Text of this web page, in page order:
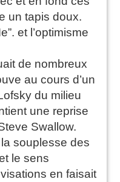
un tapis doux.
et l’optimisme
de nombreux
au cours d’un
du milieu
une reprise
Swallow.
souplesse des
le sens
en faisait